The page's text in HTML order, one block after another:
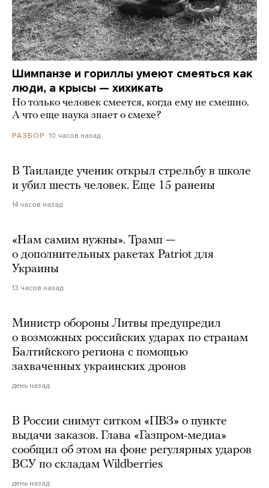
Шимпанзе и гориллы умеют смеяться как
люди, а крысы — хихикать
Но только человек смеется, когда ему не смешно.
А что еще наука знает о смехе?
РАЗБОР 10 часов назад
В Таиланде ученик открыл стрельбу в школе
и убил шесть человек. Еще 15 ранены
14 часов назад
«Нам самим нужны». Трамп —
о дополнительных ракетах Patriot для
Украины
13 часов назад
Министр обороны Литвы предупредил
о возможных российских ударах по странам
Балтийского региона с помощью
захваченных украинских дронов
день назад
В России снимут ситком «ПВЗ» о пункте
выдачи заказов. Глава «Газпром-медиа»
сообщил об этом на фоне регулярных ударов
ВСУ по складам Wildberries
день назад